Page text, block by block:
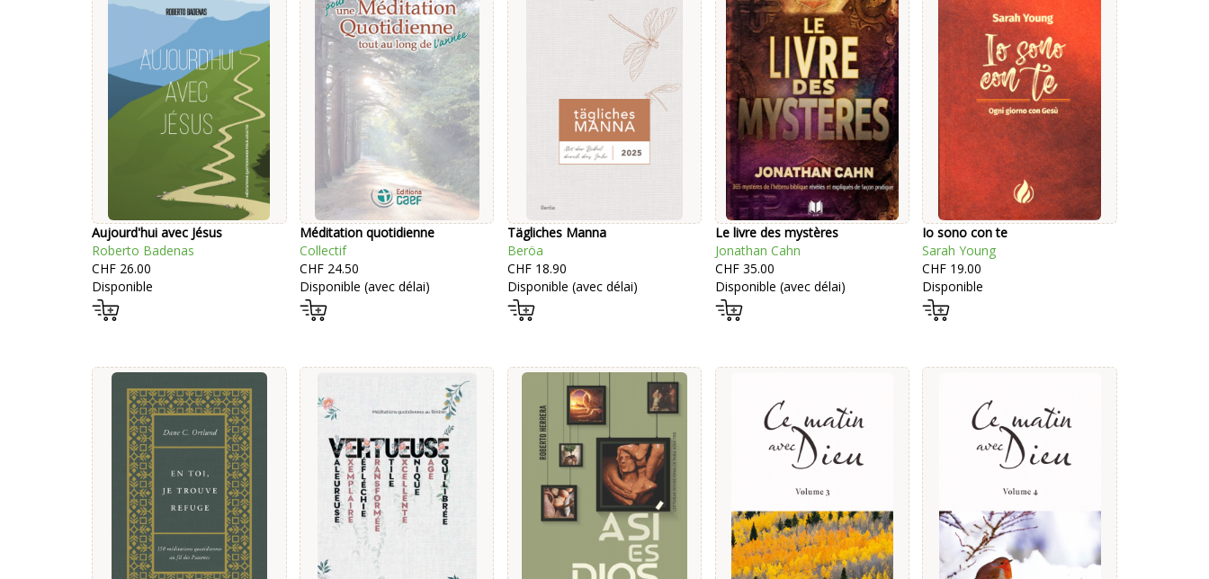
Aujourd'hui avec Jésus
Roberto Badenas
CHF 26.00
Disponible
Méditation quotidienne
Collectif
CHF 24.50
Disponible (avec délai)
Tägliches Manna
Beröa
CHF 18.90
Disponible (avec délai)
Le livre des mystères
Jonathan Cahn
CHF 35.00
Disponible (avec délai)
Io sono con te
Sarah Young
CHF 19.00
Disponible